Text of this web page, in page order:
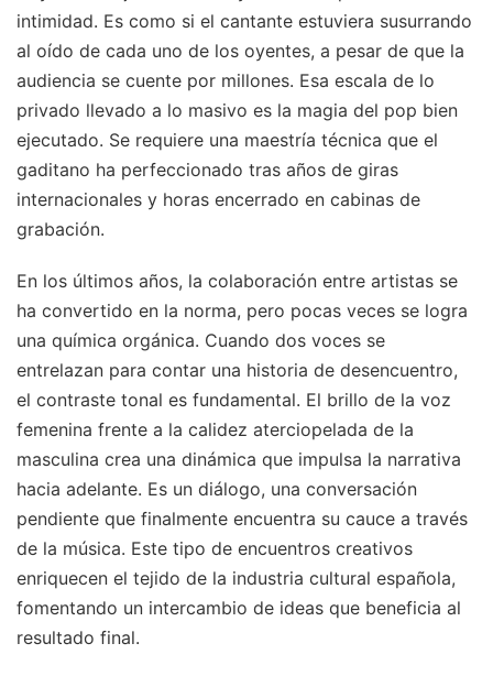
intimidad. Es como si el cantante estuviera susurrando
al oído de cada uno de los oyentes, a pesar de que la
audiencia se cuente por millones. Esa escala de lo
privado llevado a lo masivo es la magia del pop bien
ejecutado. Se requiere una maestría técnica que el
gaditano ha perfeccionado tras años de giras
internacionales y horas encerrado en cabinas de
grabación.
En los últimos años, la colaboración entre artistas se
ha convertido en la norma, pero pocas veces se logra
una química orgánica. Cuando dos voces se
entrelazan para contar una historia de desencuentro,
el contraste tonal es fundamental. El brillo de la voz
femenina frente a la calidez aterciopelada de la
masculina crea una dinámica que impulsa la narrativa
hacia adelante. Es un diálogo, una conversación
pendiente que finalmente encuentra su cauce a través
de la música. Este tipo de encuentros creativos
enriquecen el tejido de la industria cultural española,
fomentando un intercambio de ideas que beneficia al
resultado final.